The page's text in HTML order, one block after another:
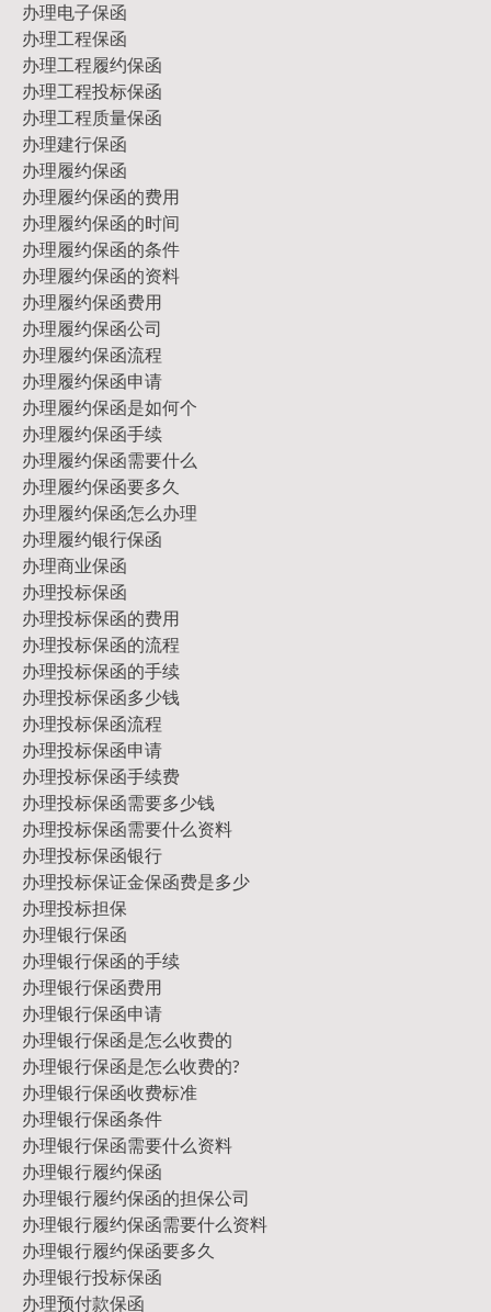
办理电子保函
办理工程保函
办理工程履约保函
办理工程投标保函
办理工程质量保函
办理建行保函
办理履约保函
办理履约保函的费用
办理履约保函的时间
办理履约保函的条件
办理履约保函的资料
办理履约保函费用
办理履约保函公司
办理履约保函流程
办理履约保函申请
办理履约保函是如何个
办理履约保函手续
办理履约保函需要什么
办理履约保函要多久
办理履约保函怎么办理
办理履约银行保函
办理商业保函
办理投标保函
办理投标保函的费用
办理投标保函的流程
办理投标保函的手续
办理投标保函多少钱
办理投标保函流程
办理投标保函申请
办理投标保函手续费
办理投标保函需要多少钱
办理投标保函需要什么资料
办理投标保函银行
办理投标保证金保函费是多少
办理投标担保
办理银行保函
办理银行保函的手续
办理银行保函费用
办理银行保函申请
办理银行保函是怎么收费的
办理银行保函是怎么收费的?
办理银行保函收费标准
办理银行保函条件
办理银行保函需要什么资料
办理银行履约保函
办理银行履约保函的担保公司
办理银行履约保函需要什么资料
办理银行履约保函要多久
办理银行投标保函
办理预付款保函